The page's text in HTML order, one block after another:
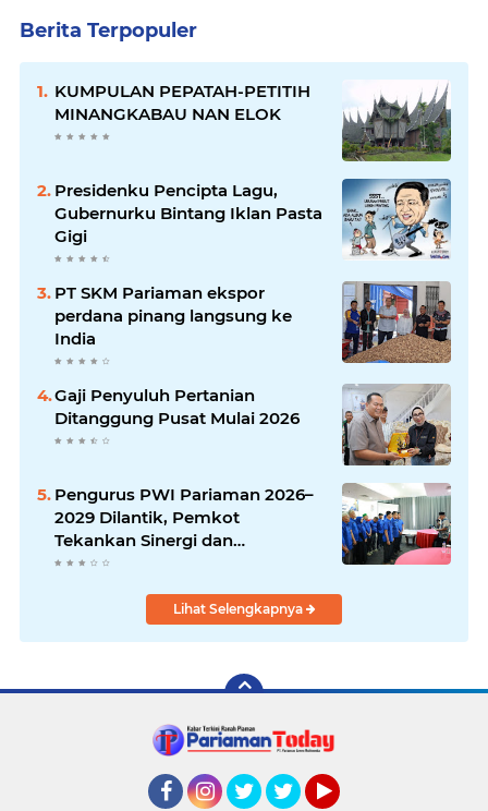
Berita Terpopuler
KUMPULAN PEPATAH-PETITIH
MINANGKABAU NAN ELOK
Presidenku Pencipta Lagu,
Gubernurku Bintang Iklan Pasta
Gigi
PT SKM Pariaman ekspor
perdana pinang langsung ke
India
Gaji Penyuluh Pertanian
Ditanggung Pusat Mulai 2026
Pengurus PWI Pariaman 2026–
2029 Dilantik, Pemkot
Tekankan Sinergi dan
Profesionalisme Pers
Lihat Selengkapnya